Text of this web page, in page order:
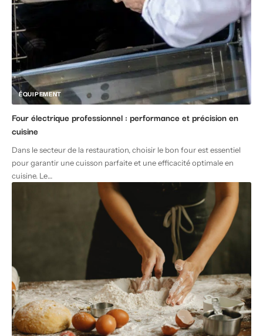
ÉQUIPEMENT
Four électrique professionnel : performance et précision en
cuisine
Dans le secteur de la restauration, choisir le bon four est essentiel
pour garantir une cuisson parfaite et une efficacité optimale en
cuisine. Le…